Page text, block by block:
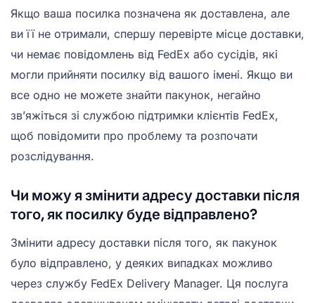
Якщо ваша посилка позначена як доставлена, але
ви її не отримали, спершу перевірте місце доставки,
чи немає повідомлень від FedEx або сусідів, які
могли прийняти посилку від вашого імені. Якщо ви
все одно не можете знайти пакунок, негайно
зв’яжіться зі службою підтримки клієнтів FedEx,
щоб повідомити про проблему та розпочати
розслідування.
Чи можу я змінити адресу доставки після
того, як посилку буде відправлено?
Змінити адресу доставки після того, як пакунок
було відправлено, у деяких випадках можливо
через службу FedEx Delivery Manager. Ця послуга